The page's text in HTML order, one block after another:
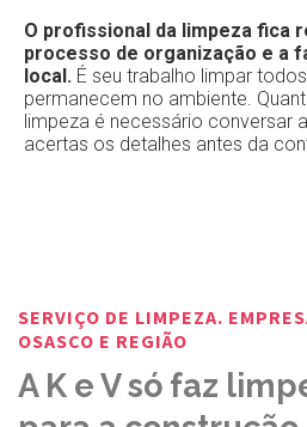
O profissional da limpeza fica
processo de organização e a
local. É seu trabalho limpar
permanecem no ambiente.
limpeza é necessário conversar
acertas os detalhes antes da
SERVIÇO DE LIMPEZA.
OSASCO E REGIÃO
A K e V só faz